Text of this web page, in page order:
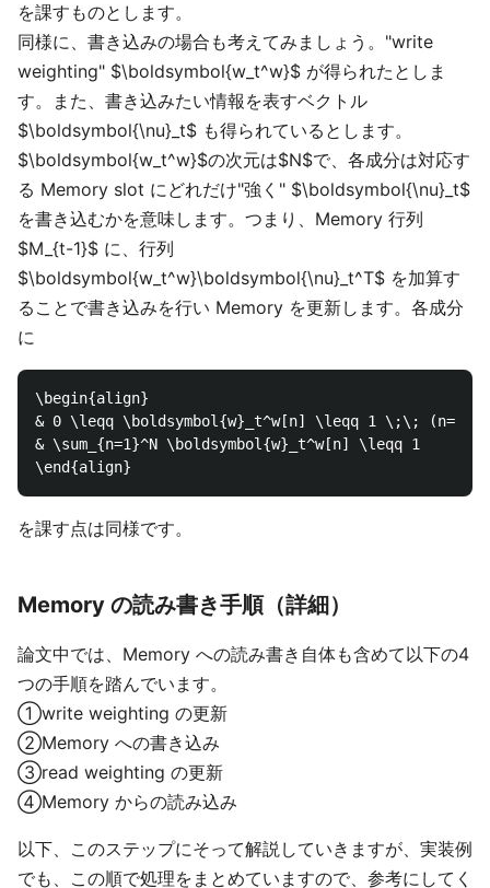
を課すものとします。
同様に、書き込みの場合も考えてみましょう。"write
weighting" $\boldsymbol{w_t^w}$ が得られたとしま
す。また、書き込みたい情報を表すベクトル
$\boldsymbol{\nu}_t$ も得られているとします。
$\boldsymbol{w_t^w}$の次元は$N$で、各成分は対応す
る Memory slot にどれだけ"強く" $\boldsymbol{\nu}_t$
を書き込むかを意味します。つまり、Memory 行列
$M_{t-1}$ に、行列
$\boldsymbol{w_t^w}\boldsymbol{\nu}_t^T$ を加算す
ることで書き込みを行い Memory を更新します。各成分
に
\begin{align}
& 0 \leqq \boldsymbol{w}_t^w[n] \leqq 1 \;\;
& \sum_{n=1}^N \boldsymbol{w}_t^w[n] \leqq 1
を課す点は同様です。
Memory の読み書き手順（詳細）
論文中では、Memory への読み書き自体も含めて以下の4
つの手順を踏んでいます。
①write weighting の更新
②Memory への書き込み
③read weighting の更新
④Memory からの読み込み
以下、このステップにそって解説していきますが、実装例
でも、この順で処理をまとめていますので、参考にしてく